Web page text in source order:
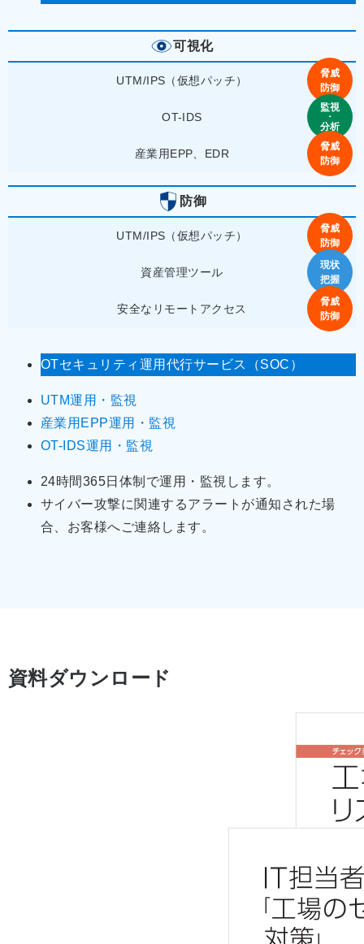
可視化
防御
UTM/IPS（仮想パッチ）
UTM/IPS（仮想パッチ）
OT-IDS
産業用EPP、EDR
資産管理ツール
安全なリモートアクセス
OTセキュリティ運用代行サービス（SOC）
UTM運用・監視
産業用EPP運用・監視
OT-IDS運用・監視
24時間365日体制で運用・監視します。
サイバー攻撃に関連するアラートが通知された場
合、お客様へご連絡します。
資料ダウンロード